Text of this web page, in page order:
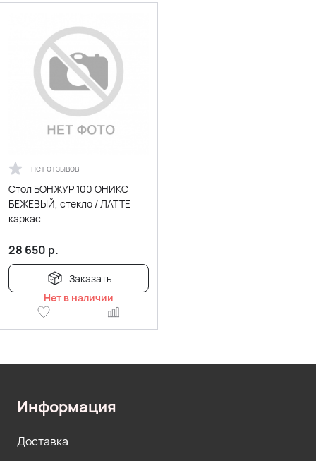
нет отзывов
Стол БОНЖУР 100 ОНИКС
БЕЖЕВЫЙ, стекло / ЛАТТЕ
каркас
28 650 р.
Заказать
Нет в наличии
Информация
Доставка